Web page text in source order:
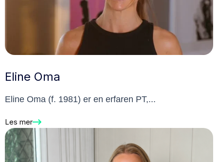
Eline Oma
Eline Oma (f. 1981) er en erfaren PT,...
Les mer